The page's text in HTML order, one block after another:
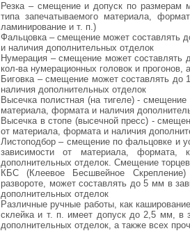
Резка – смещение и допуск по размерам
типа запечатываемого материала,
ламинирование и т. п.)
Фальцовка – смещение может составлять
и наличия дополнительных отделок
Нумерация – смещение может составлять
кол-ва нумерационных головок и
Биговка – смещение может составлять
наличия дополнительных отделок
Высечка полистная (на тигеле) -
материала, формата и наличия
Высечка в стопе (высечной пресс) -
от материала, формата и наличия
Листоподбор – смещение по фальцовке и
зависимости от материала, формата,
дополнительных отделок. Смещение
КБС (Клеевое Бесшвейное
развороте, может составлять до 5 мм в
дополнительных отделок
Различные ручные работы, как
склейка и т. п. имеет допуск до 2,5 мм, в
дополнительных отделок, а также всех